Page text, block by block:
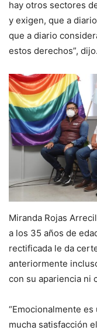
hay otros sectores
y exigen, que a
que a diario
estos derechos”, dijo.
Miranda Rojas
a los 35 años de
rectificada le da
anteriormente
con su apariencia ni
“Emocionalmente
mucha satisfacción